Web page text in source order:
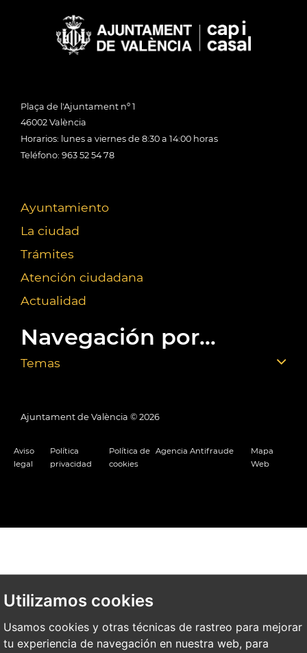
Utilizamos cookies
Usamos cookies y otras técnicas de rastreo para mejorar
tu experiencia de navegación en nuestra web, para
Plaça de l'Ajuntament nº 1
46002 València
Horarios: lunes a viernes de 8:30 a 14:00 horas
Teléfono: 963 52 54 78
Ayuntamiento
La ciudad
Trámites
Atención ciudadana
Actualidad
Navegación por...
Temas
Ajuntament de València © 2026
Aviso
legal
Política
privacidad
Política de
cookies
Agencia Antifraude
Mapa
Web